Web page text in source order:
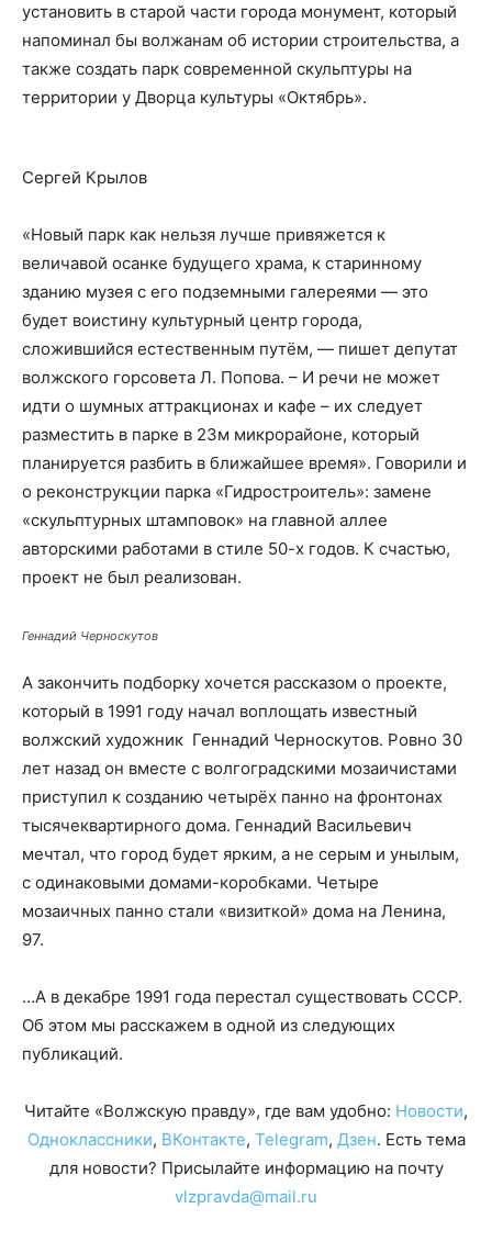
установить в старой части города монумент, который
напоминал бы волжанам об истории строительства, а
также создать парк современной скульптуры на
территории у Дворца культуры «Октябрь».
Сергей Крылов
«Новый парк как нельзя лучше привяжется к
величавой осанке будущего храма, к старинному
зданию музея с его подземными галереями — это
будет воистину культурный центр города,
сложившийся естественным путём, — пишет депутат
волжского горсовета Л. Попова. – И речи не может
идти о шумных аттракционах и кафе – их следует
разместить в парке в 23м микрорайоне, который
планируется разбить в ближайшее время». Говорили и
о реконструкции парка «Гидростроитель»: замене
«скульптурных штамповок» на главной аллее
авторскими работами в стиле 50-х годов. К счастью,
проект не был реализован.
Геннадий Черноскутов
А закончить подборку хочется рассказом о проекте,
который в 1991 году начал воплощать известный
волжский художник Геннадий Черноскутов. Ровно 30
лет назад он вместе с волгоградскими мозаичистами
приступил к созданию четырёх панно на фронтонах
тысячеквартирного дома. Геннадий Васильевич
мечтал, что город будет ярким, а не серым и унылым,
с одинаковыми домами-коробками. Четыре
мозаичных панно стали «визиткой» дома на Ленина,
97.
…А в декабре 1991 года перестал существовать СССР.
Об этом мы расскажем в одной из следующих
публикаций.
Читайте «Волжскую правду», где вам удобно: Новости,
Одноклассники, ВКонтакте, Telegram, Дзен. Есть тема
для новости? Присылайте информацию на почту
vlzpravda@mail.ru